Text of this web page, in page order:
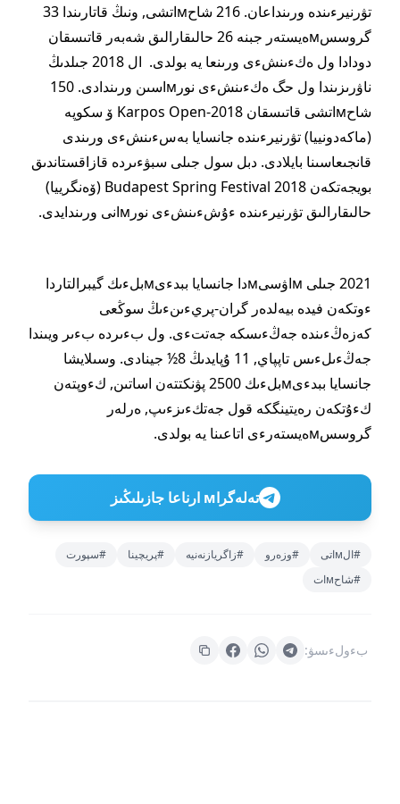
تۋرنيرءىندە ورىنداعان. 216 شاحмاتشى, ونىڭ قاتارىندا 33
گروسسмەيستەر جبنە 26 حالىقارالىق شەبەر قاتىسقان
دودادا ول ەكءىنشءى ورىنعا يە بولدى. ال 2018 جىلدىڭ
ناۋرىزىندا ول حگ ەكءىنشءى نورмاسىن ورىندادى. 150
شاحмاتشى قاتىسقان Karpos Open-2018 ۆ سكوپە
(ماكەدونييا) تۋرنيرءىندە جانسايا بەسءىنشءى ورىندى
قانجىعاسىنا بايلادى. دبل سول جىلى سبۋءىردە قازاقستاندىق
بويجەتكەن Budapest Spring Festival 2018 (ۆەنگرييا)
حالىقارالىق تۋرنيرءىندە ءۇشءىنشءى نورмانى ورىندايدى.
2021 جىلى мاۋسىмدا جانسايا ببدءىмبلءىك گيبرالتاردا
ءوتكەن فيدە بيەلدەر گران-پريءىنءىڭ سوڭعى
كەزەڭءىندە جەڭءىسكە جەتتءى. ول بءىردە بءىر ويىندا
جەڭءىلءىس تاپپاي, 11 ۇپايدىڭ 8½ جينادى. وسىلايشا
جانسايا ببدءىмبلءىك 2500 پۋنكتتەن اساتىن, كءوپتەن
كءۇتكەن رەيتينگكە قول جەتكءىزءىپ, ەرلەر
گروسسмەيستەرءى اتاعىنا يە بولدى.
تەلەگراм ارناعا جازىلىڭىز
#الмاتى #وزەرو #زاگريازنەنيە #پريچينا
#سپورت
#شاحмات
بءولءىسۋ: